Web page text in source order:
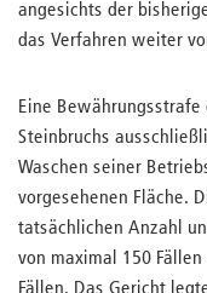
angesichts der
das Verfahren weiter
Eine
Steinbruchs
Waschen seiner
vorgesehenen Fläche.
tatsächlichen Anzahl
von maximal 150